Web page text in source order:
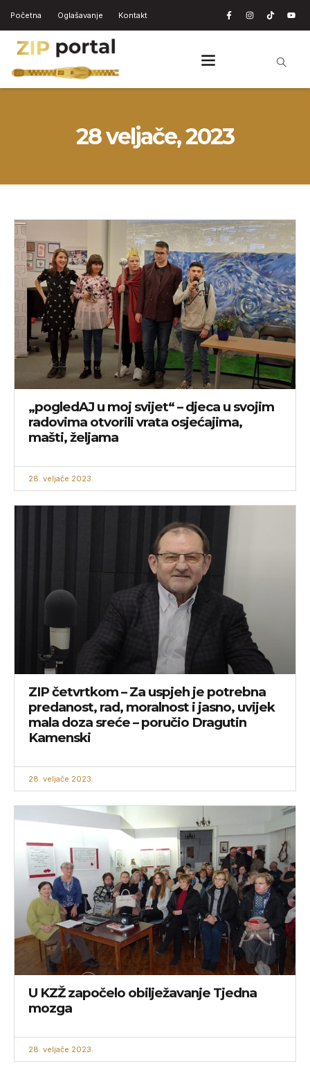
Početna Oglašavanje Kontakt
28 veljače, 2023
„pogledAJ u moj svijet“ – djeca u svojim
radovima otvorili vrata osjećajima,
mašti, željama
28. veljače 2023.
ZIP četvrtkom – Za uspjeh je potrebna
predanost, rad, moralnost i jasno, uvijek
mala doza sreće – poručio Dragutin
Kamenski
28. veljače 2023.
U KZŽ započelo obilježavanje Tjedna
mozga
28. veljače 2023.